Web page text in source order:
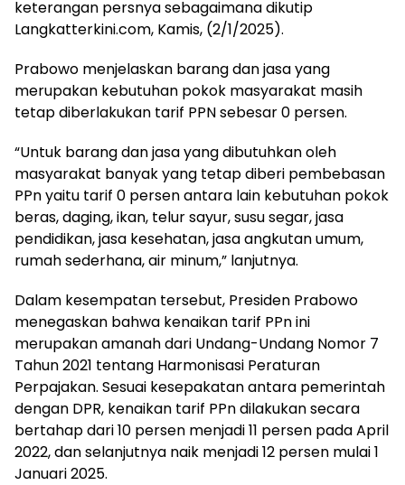
keterangan persnya sebagaimana dikutip
Langkatterkini.com, Kamis, (2/1/2025).
Prabowo menjelaskan barang dan jasa yang
merupakan kebutuhan pokok masyarakat masih
tetap diberlakukan tarif PPN sebesar 0 persen.
“Untuk barang dan jasa yang dibutuhkan oleh
masyarakat banyak yang tetap diberi pembebasan
PPn yaitu tarif 0 persen antara lain kebutuhan pokok
beras, daging, ikan, telur sayur, susu segar, jasa
pendidikan, jasa kesehatan, jasa angkutan umum,
rumah sederhana, air minum,” lanjutnya.
Dalam kesempatan tersebut, Presiden Prabowo
menegaskan bahwa kenaikan tarif PPn ini
merupakan amanah dari Undang-Undang Nomor 7
Tahun 2021 tentang Harmonisasi Peraturan
Perpajakan. Sesuai kesepakatan antara pemerintah
dengan DPR, kenaikan tarif PPn dilakukan secara
bertahap dari 10 persen menjadi 11 persen pada April
2022, dan selanjutnya naik menjadi 12 persen mulai 1
Januari 2025.